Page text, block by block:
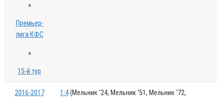
»
Премьер-
лига КФС
»
15-й тур
2016-2017 1:4(Мельник '24, Мельник '51, Мельник '72,